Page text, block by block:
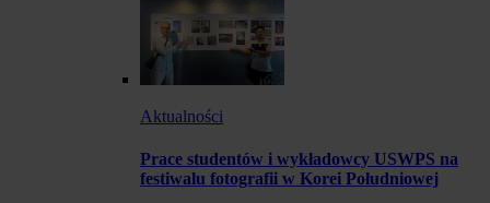
Aktualności
Prace studentów i wykładowcy USWPS na
festiwalu fotografii w Korei Południowej